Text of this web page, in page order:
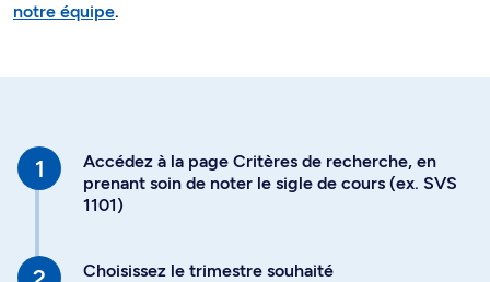
notre équipe.
Accédez à la page Critères de recherche, en
prenant soin de noter le sigle de cours (ex. SVS
1101)
Choisissez le trimestre souhaité